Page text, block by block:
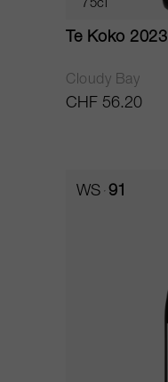
75cl
Te Koko 2023
Cloudy Bay
CHF 56.20
WS 91